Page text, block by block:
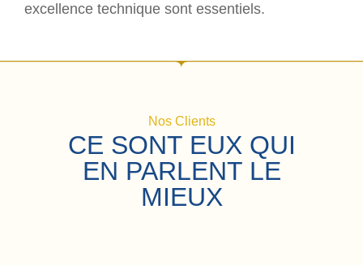
excellence technique sont essentiels.
Nos Clients
CE SONT EUX QUI
EN PARLENT LE
MIEUX